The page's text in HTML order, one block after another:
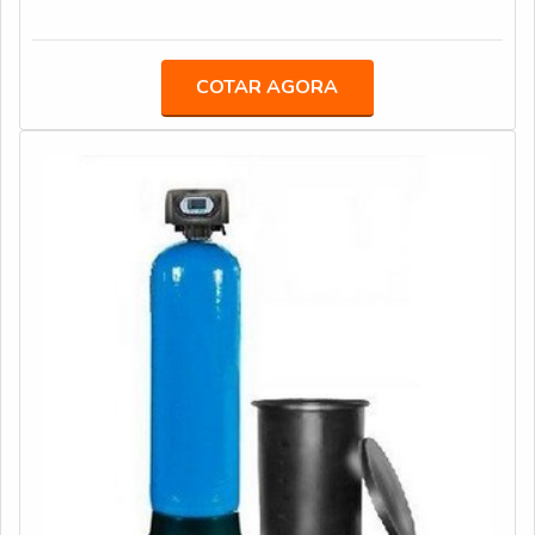
Brasil, está inteiramente à sua disposição. Entre em
contato e saiba mais sobre seus serviços de instalação,
consultoria e supervisão de ETAs. Você não irá se
PRODUTO GARANTE ALTA QUALIDADEOs modos
importantes do material, uma vez que o produto é
extremamente eficiente para a descloração, remoção de
efluentes e catálise química, conforme o tipo de uso e
equipamento em que a resina é aplicada. Embora
existam no mercado diversos modelos de resina
aniônica, os principais fabricantes, são: Jacobi / Resintech;
Purolite; DOWApesar da variedade de modelos e
técnico especializado sobre a composição de cada resina
disponível e, principalmente, qual modelo é mais indicado
para cada necessidade e estrutura.A composição química
da resina é, portanto, a principal responsável pela sua
COTAR AGORA